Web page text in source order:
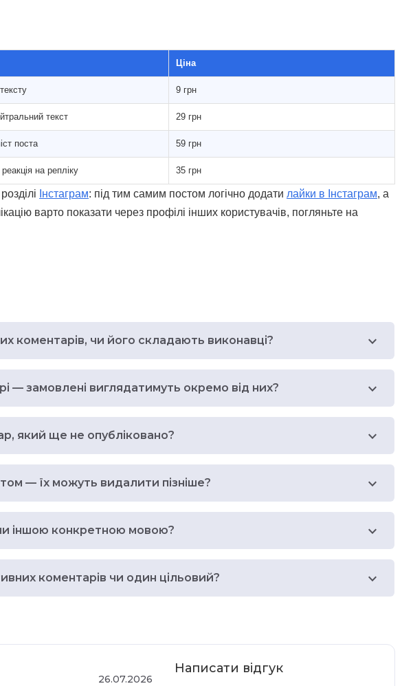
Ціна
9 грн
текст 29 грн
поста 59 грн
на репліку 35 грн
Інстаграм: під тим самим постом логічно додати лайки в Інстаграм, а
варто показати через профілі інших користувачів, погляньте на
коментарів, чи його складають виконавці?
— замовлені виглядатимуть окремо від них?
який ще не опубліковано?
— їх можуть видалити пізніше?
іншою конкретною мовою?
коментарів чи один цільовий?
26.07.2026
Написати відгук